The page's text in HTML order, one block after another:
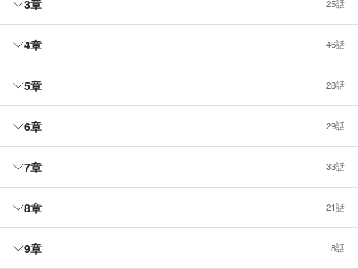
3章 25話
4章 46話
5章 28話
6章 29話
7章 33話
8章 21話
9章 8話